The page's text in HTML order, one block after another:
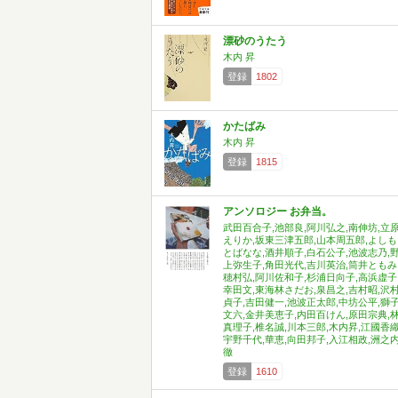
漂砂のうたう
木内 昇
登録
1802
かたばみ
木内 昇
登録
1815
アンソロジー お弁当。
武田百合子,池部良,阿川弘之,南伸坊,立
えりか,坂東三津五郎,山本周五郎,よしも
とばなな,酒井順子,白石公子,池波志乃,
上弥生子,角田光代,吉川英治,筒井ともみ,
穂村弘,阿川佐和子,杉浦日向子,高浜虚子,
幸田文,東海林さだお,泉昌之,吉村昭,沢
貞子,吉田健一,池波正太郎,中坊公平,獅
文六,金井美恵子,内田百けん,原田宗典,
真理子,椎名誠,川本三郎,木内昇,江國香織,
宇野千代,華恵,向田邦子,入江相政,洲之内
徹
登録
1610